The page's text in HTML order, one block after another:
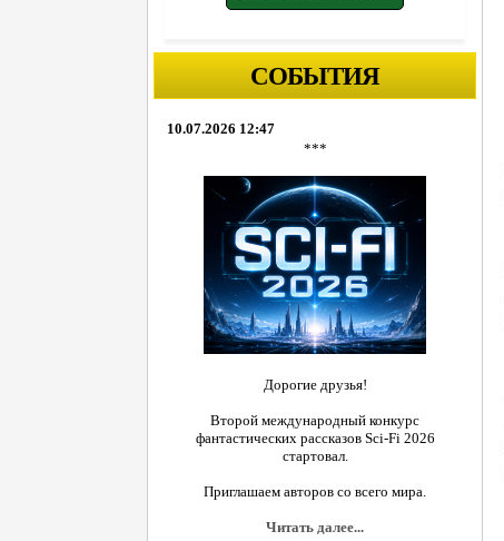
СОБЫТИЯ
10.07.2026 12:47
***
Дорогие друзья!
Второй международный конкурс
фантастических рассказов Sci-Fi 2026
стартовал.
Приглашаем авторов со всего мира.
Читать далее...